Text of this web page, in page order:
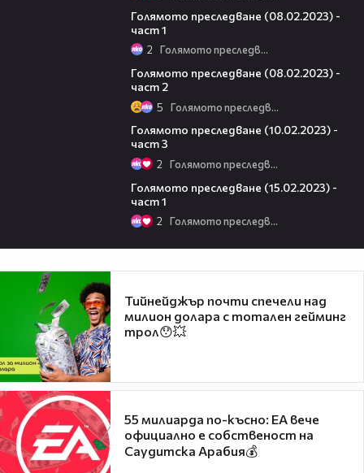
Голямото преследване (08.02.2023) -
част 1
2 Голямото преследване
Голямото преследване (08.02.2023) -
част 2
5 Голямото преследване
Голямото преследване (10.02.2023) -
част 3
2 Голямото преследване
Голямото преследване (15.02.2023) -
част 1
2 Голямото преследване
Тийнейджър почти спечели над
милион долара с тотален гейминг
трол😯💥
55 милиарда по-късно: EA вече
официално е собственост на
Саудитска Арабия💰